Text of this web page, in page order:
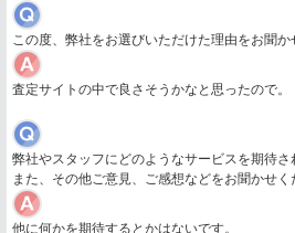
この度、弊社をお選びいただけた理由をお聞か
査定サイトの中で良さそうかなと思ったので。
弊社やスタッフにどのようなサービスを期待さ
また、その他ご意見、ご感想などをお聞かせく
他に何かを期待するとかはないです。